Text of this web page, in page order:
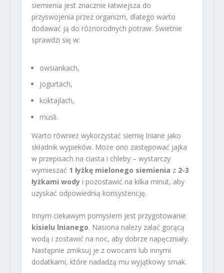
siemienia jest znacznie łatwiejsza do
przyswojenia przez organizm, dlatego warto
dodawać ją do różnorodnych potraw. Świetnie
sprawdzi się w:
owsiankach,
jogurtach,
koktajlach,
musli.
Warto również wykorzystać siemię lniane jako
składnik wypieków. Może ono zastępować jajka
w przepisach na ciasta i chleby – wystarczy
wymieszać 1 łyżkę mielonego siemienia z 2-3
łyżkami wodyi pozostawić na kilka minut, aby
uzyskać odpowiednią konsystencję.
Innym ciekawym pomysłem jest przygotowanie
kisielu lnianego. Nasiona należy zalać gorącą
wodą i zostawić na noc, aby dobrze napęczniały.
Następnie zmiksuj je z owocami lub innymi
dodatkami, które nadadzą mu wyjątkowy smak.